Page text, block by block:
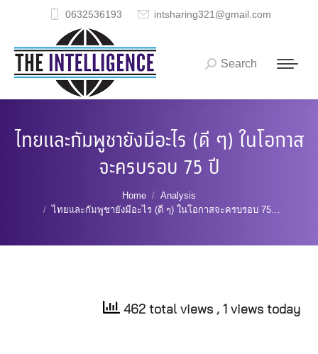
0632536193 intsharing321@gmail.com
Search:
Search
ไทยและกัมพูชายังมีอะไร (ดี ๆ) ในโอกาส
จะครบรอบ 75 ปี
Home
Analysis
ไทยและกัมพูชายังมีอะไร (ดี ๆ) ในโอกาสจะครบรอบ 75…
462 total views , 1 views today